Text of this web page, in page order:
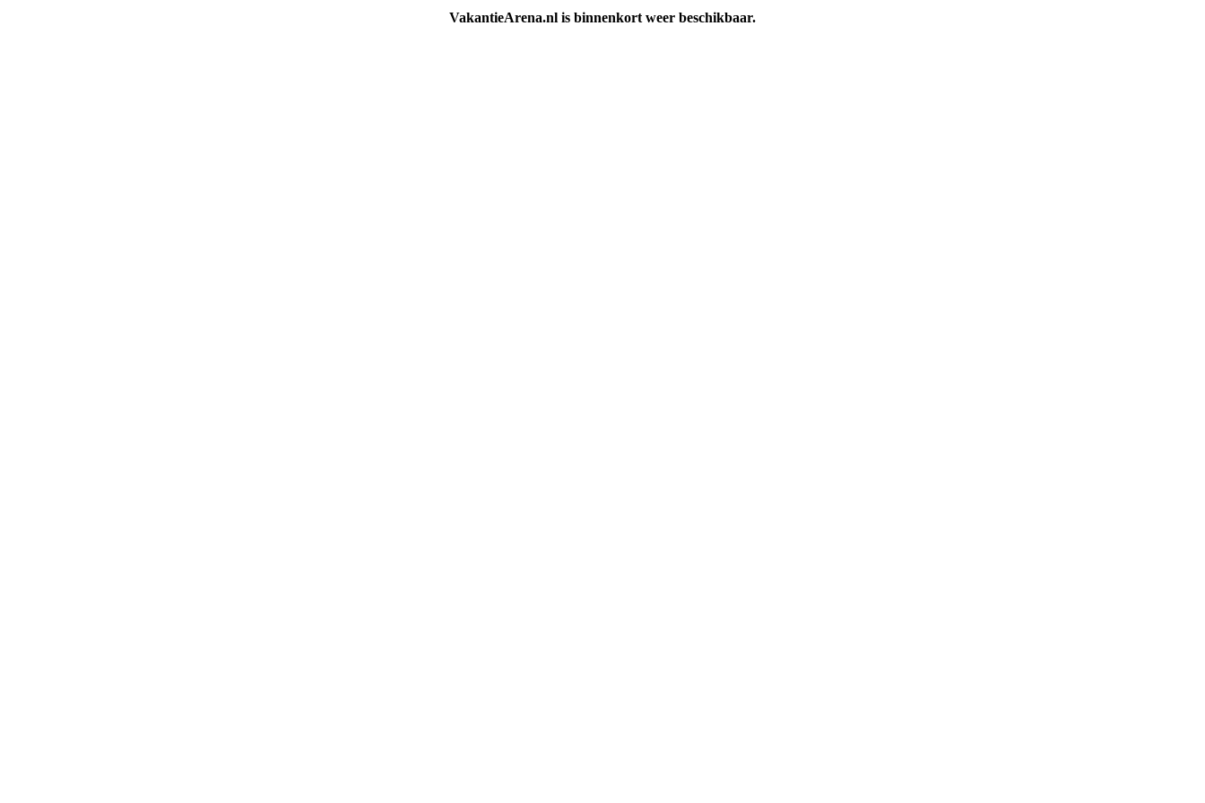
VakantieArena.nl is binnenkort weer beschikbaar.